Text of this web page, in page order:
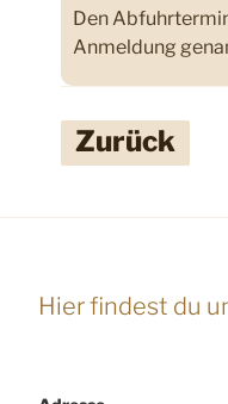
Den
Anmeldung
Zurück
Hier findest du